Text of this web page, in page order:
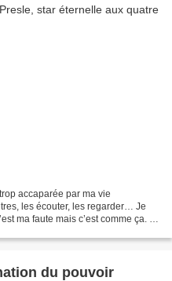
accaparée par ma vie
les écouter, les regarder… Je
ma faute mais c’est comme ça. Je
du pouvoir